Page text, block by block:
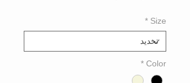
Size
*
Color
*